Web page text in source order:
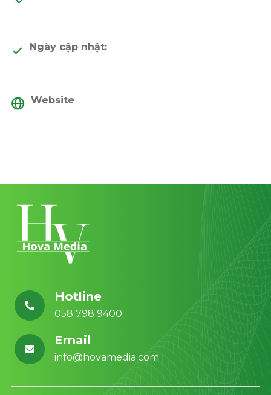
Ngày cập nhật:
Website
Hotline
058 798 9400
Email
info@hovamedia.com